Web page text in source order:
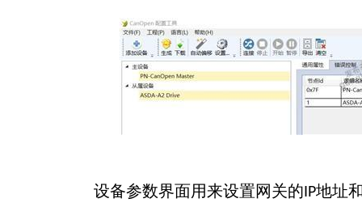
设备参数界面用来设置网关的IP地址